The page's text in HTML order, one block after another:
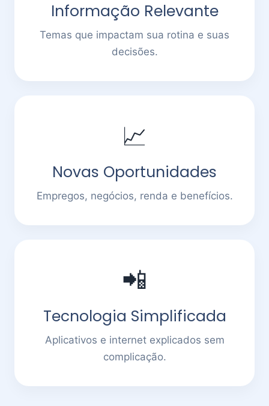
Informação Relevante
Temas que impactam sua rotina e suas
decisões.
📈
Novas Oportunidades
Empregos, negócios, renda e benefícios.
📲
Tecnologia Simplificada
Aplicativos e internet explicados sem
complicação.